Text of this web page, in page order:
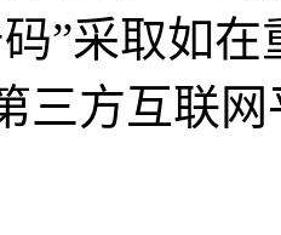
”采取如
三方互联